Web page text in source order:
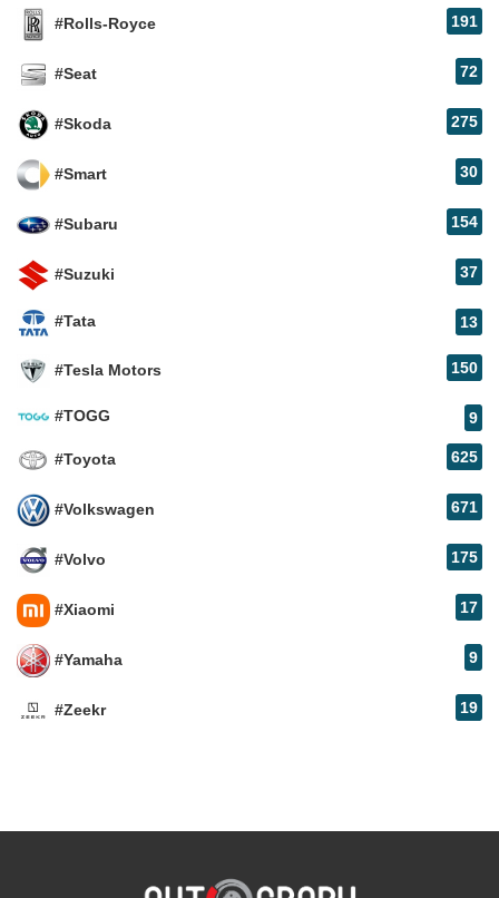
#Rolls-Royce 191
#Seat 72
#Skoda 275
#Smart 30
#Subaru 154
#Suzuki 37
#Tata 13
#Tesla Motors 150
#TOGG 9
#Toyota 625
#Volkswagen 671
#Volvo 175
#Xiaomi 17
#Yamaha 9
#Zeekr 19